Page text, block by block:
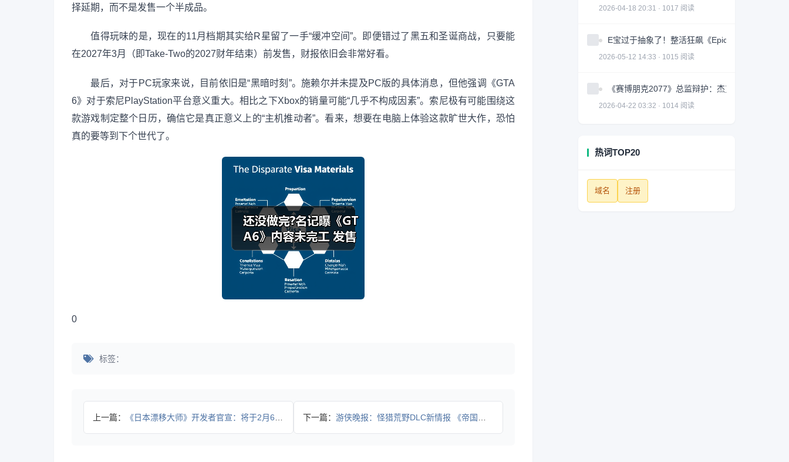
择延期，而不是发售一个半成品。
值得玩味的是，现在的11月档期其实给R星留了一手“缓冲空间”。即便错过了黑五和圣诞商战，只要能
在2027年3月（即Take-Two的2027财年结束）前发售，财报依旧会非常好看。
最后，对于PC玩家来说，目前依旧是“黑暗时刻”。施赖尔并未提及PC版的具体消息，但他强调《GTA
6》对于索尼PlayStation平台意义重大。相比之下Xbox的销量可能“几乎不构成因素”。索尼极有可能围绕这
款游戏制定整个日历，确信它是真正意义上的“主机推动者”。看来，想要在电脑上体验这款旷世大作，恐怕
真的要等到下个世代了。
0
标签：
上一篇： 《日本漂移大师》开发者官宣：将于2月6日登PS5平台 下一篇： 游侠晚报：怪猎荒野DLC新情报 《帝国时代5》开发中
2026-04-18 20:31 · 1017 阅读
E宝过于抽象了！整活狂飙《Epic是我家乡》感谢
2026-05-12 14:33 · 1015 阅读
《赛博朋克2077》总监辩护：杰克很棒但并非故
2026-04-22 03:32 · 1014 阅读
热词TOP20
域名 注册